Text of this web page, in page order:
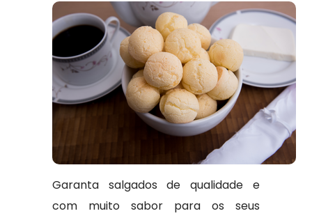
Garanta salgados de qualidade e
com muito sabor para os seus